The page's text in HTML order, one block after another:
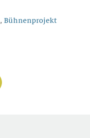
, Bühnenprojekt